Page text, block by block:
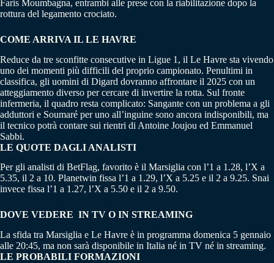
Faris Moumbagna, entrambi alle prese con la riabilitazione dopo la
rottura del legamento crociato.
COME ARRIVA IL LE HAVRE
Reduce da tre sconfitte consecutive in Ligue 1, il Le Havre sta vivendo
uno dei momenti più difficili del proprio campionato. Penultimi in
classifica, gli uomini di Digard dovranno affrontare il 2025 con un
atteggiamento diverso per cercare di invertire la rotta. Sul fronte
infermeria, il quadro resta complicato: Sangante con un problema a gli
adduttori e Soumaré per uno all’inguine sono ancora indisponibili, ma
il tecnico potrà contare sui rientri di Antoine Joujou ed Emmanuel
Sabbi.
LE QUOTE DAGLI ANALISTI
Per gli analisti di BetFlag, favorito è il Marsiglia con l’1 a 1.28, l’X a
5.35, il 2 a 10. Planetwin fissa l’1 a 1.29, l’X a 5.25 e il 2 a 9.25. Snai
invece fissa l’1 a 1.27, l’X a 5.50 e il 2 a 9.50.
DOVE VEDERE IN TV O IN STREAMING
La sfida tra Marsiglia e Le Havre è in programma domenica 5 gennaio
alle 20:45, ma non sarà disponibile in Italia né in TV né in streaming.
LE PROBABILI FORMAZIONI